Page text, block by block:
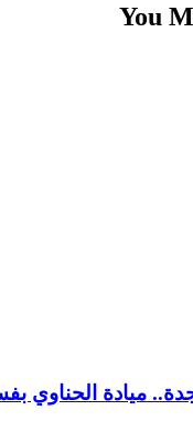
You
ميادة الحناوي